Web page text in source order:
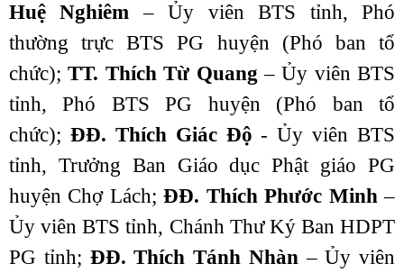
Huệ Nghiêm – Ủy viên BTS tỉnh, Phó
thường trực BTS PG huyện (Phó ban tổ
chức);TT. Thích Từ Quang – Ủy viên BTS
tỉnh, Phó BTS PG huyện (Phó ban tổ
chức); ĐĐ. Thích Giác Độ - Ủy viên BTS
tỉnh, Trưởng Ban Giáo dục Phật giáo PG
huyện Chợ Lách;ĐĐ. Thích Phước Minh–
Ủy viên BTS tỉnh, Chánh Thư Ký Ban HDPT
PG tỉnh; ĐĐ. Thích Tánh Nhàn– Ủy viên